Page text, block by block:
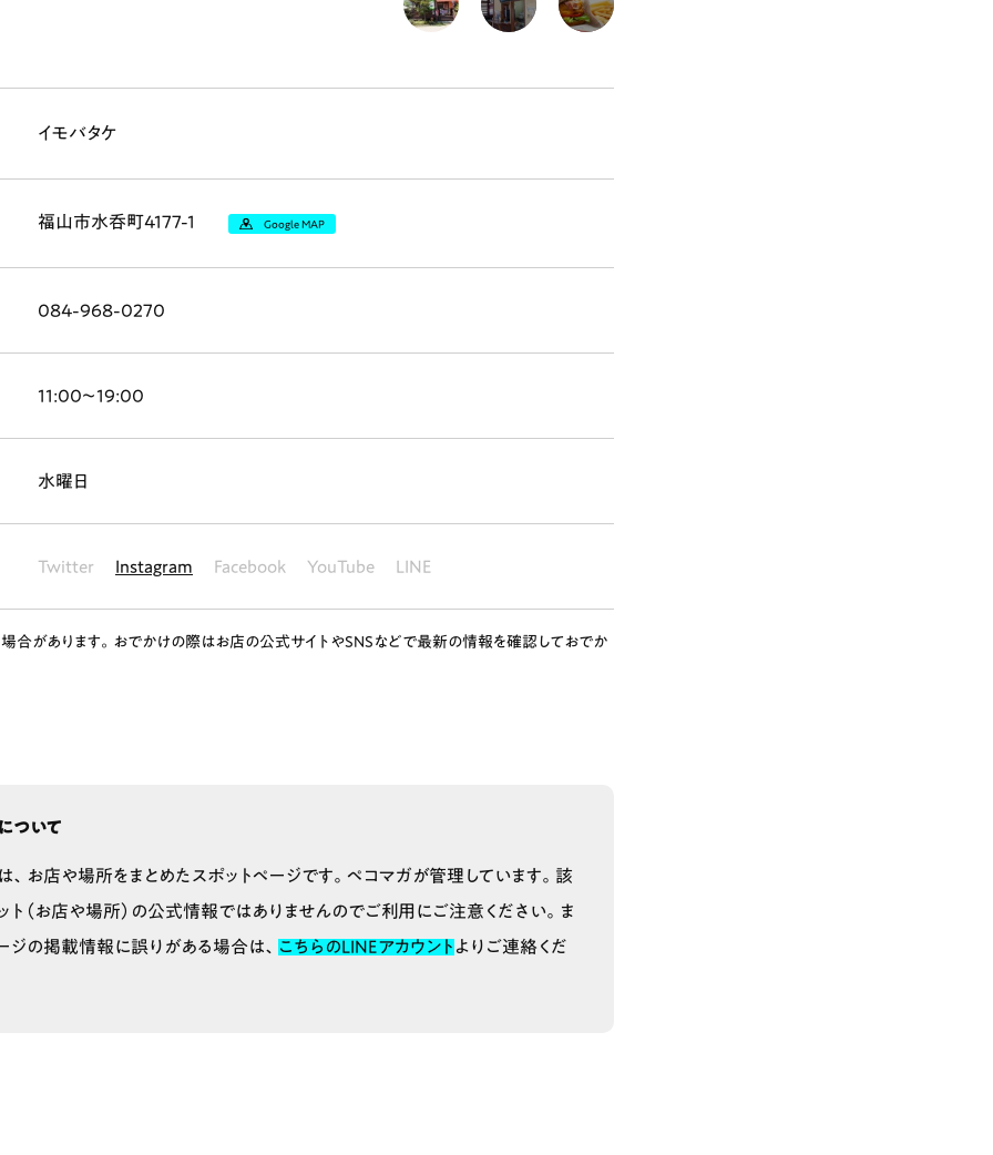
# スイーツ
イモバタケ
福山市水呑町4177-1 Google MAP
084-968-0270
11:00～19:00
水曜日
Twitter Instagram Facebook YouTube LINE
合があります。おでかけの際はお店の公式サイトやSNSなどで最新の情報を確認しておでか
ついて
、お店や場所をまとめたスポットページです。ペコマガが管理しています。該
ト（お店や場所）の公式情報ではありませんのでご利用にご注意ください。ま
ジの掲載情報に誤りがある場合は、
こちらのLINEアカウント よりご連絡くだ